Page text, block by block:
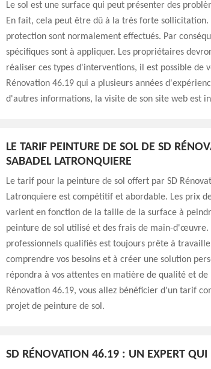
Le sol est une surface qui peut présenter des
En fait, cela peut être dû à la très forte sollicitation.
protection sont normalement effectués. Par
spécifiques sont à appliquer. Les propriétaires
réaliser ces types d'interventions, il est possible de
Rénovation 46.19 qui a plusieurs années
d'autres informations, la visite de son site web est
LE TARIF PEINTURE DE SOL DE SD
SABADEL LATRONQUIERE
Le tarif pour la peinture de sol offert par SD
Latronquiere est compétitif et abordable. Les prix
varient en fonction de la taille de la surface à
peinture de sol utilisé et des frais de main-d'œuvre.
professionnels qualifiés est toujours prête à
comprendre vos besoins et à créer une solution
répondra à vos attentes en matière de qualité et de
Rénovation 46.19, vous allez bénéficier d'un tarif
projet de peinture de sol.
SD RÉNOVATION 46.19 : UN EXPERT QUI